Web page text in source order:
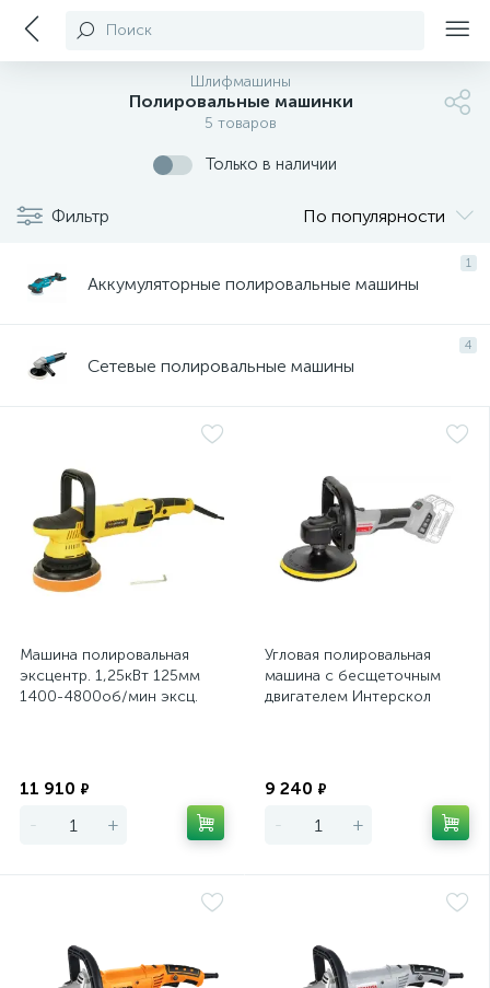
Поиск
Шлифмашины
Полировальные машинки
5 товаров
Только в наличии
Фильтр По популярности
1
Аккумуляторные полировальные машины
4
Сетевые полировальные машины
Машина полировальная
эксцентр. 1,25кВт 125мм
1400-4800об/мин эксц.
11 910 ₽
- +
Угловая полировальная
машина с бесщеточным
двигателем Интерскол
9 240 ₽
- +